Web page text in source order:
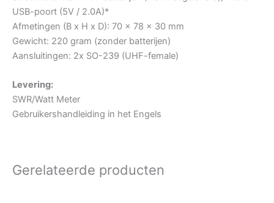
USB-poort (5V / 2.0A)*
Afmetingen (B x H x D): 70 x 78 x 30 mm
Gewicht: 220 gram (zonder batterijen)
Aansluitingen: 2x SO-239 (UHF-female)
Levering:
SWR/Watt Meter
Gebruikershandleiding in het Engels
Gerelateerde producten